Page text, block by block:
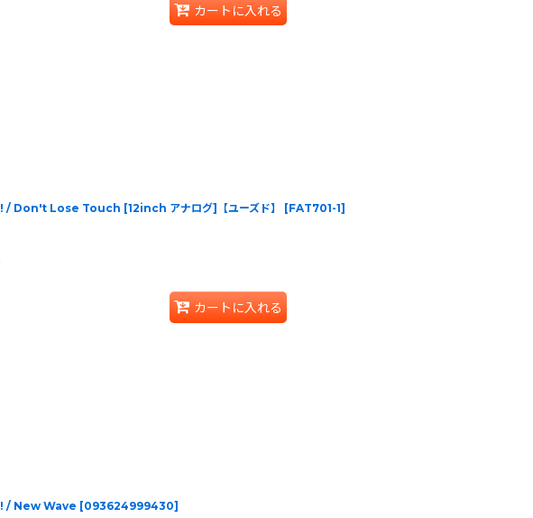
カートに入れる
Don't Lose Touch [12inch アナログ]【ユーズド】 [FAT701-1]
カートに入れる
/ New Wave [093624999430]